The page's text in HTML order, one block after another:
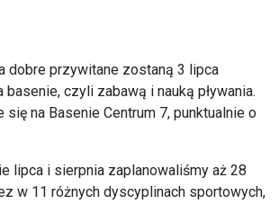
dobre przywitane zostaną 3 lipca
basenie, czyli zabawą i nauką pływania.
na Basenie Centrum 7, punktualnie o
lipca i sierpnia zaplanowaliśmy aż 28
w 11 różnych dyscyplinach sportowych,